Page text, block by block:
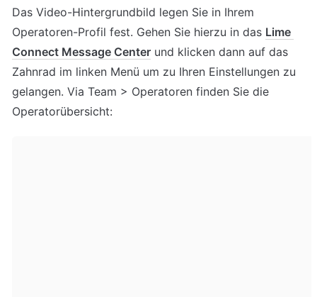
Das Video-Hintergrundbild legen Sie in Ihrem
Operatoren-Profil fest. Gehen Sie hierzu in das Lime
Connect Message Center und klicken dann auf das
Zahnrad im linken Menü um zu Ihren Einstellungen zu
gelangen. Via Team > Operatoren finden Sie die